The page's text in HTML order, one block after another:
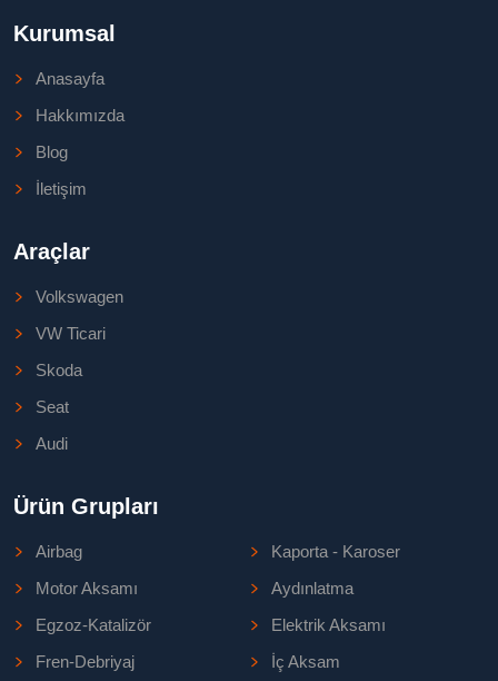
Kurumsal
Anasayfa
Hakkımızda
Blog
İletişim
Araçlar
Volkswagen
VW Ticari
Skoda
Seat
Audi
Ürün Grupları
Airbag
Kaporta - Karoser
Motor Aksamı
Aydınlatma
Egzoz-Katalizör
Elektrik Aksamı
Fren-Debriyaj
İç Aksam